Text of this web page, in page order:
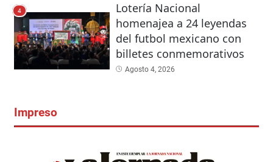
4
Lotería Nacional
homenajea a 24 leyendas
del futbol mexicano con
billetes conmemorativos
Agosto 4, 2026
Impreso